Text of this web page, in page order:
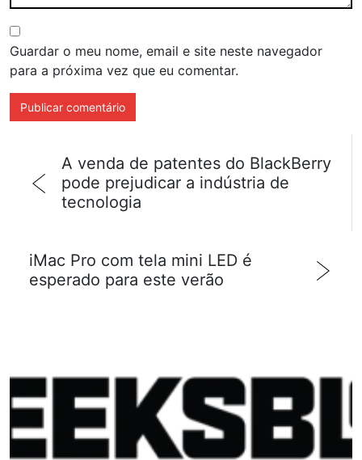
Guardar o meu nome, email e site neste navegador
para a próxima vez que eu comentar.
A venda de patentes do BlackBerry
pode prejudicar a indústria de
tecnologia
iMac Pro com tela mini LED é
esperado para este verão